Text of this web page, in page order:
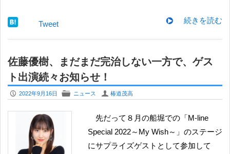
続きを読む
Tweet
佐藤優樹、まだまだ完治しない一方で、ゲス
ト出演続々お知らせ！
P 2022年9月16日 F ニュース U 椿道茂高
先だって８月の船堀での「M-line
Special 2022～My Wish～」のステージ
にサプライズゲストとして参加して